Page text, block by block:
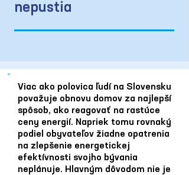
nepustia
Viac ako polovica ľudí na Slovensku
považuje obnovu domov za najlepší
spôsob, ako reagovať na rastúce
ceny energií. Napriek tomu rovnaký
podiel obyvateľov žiadne opatrenia
na zlepšenie energetickej
efektívnosti svojho bývania
neplánuje. Hlavným dôvodom nie je